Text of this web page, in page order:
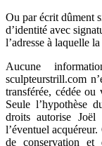
Ou par écrit dûment
d’identité avec
l’adresse à laquelle
Aucune
sculpteurstrill.com
transférée, cédée
Seule l’hypothèse
droits autorise
l’éventuel
de conservation